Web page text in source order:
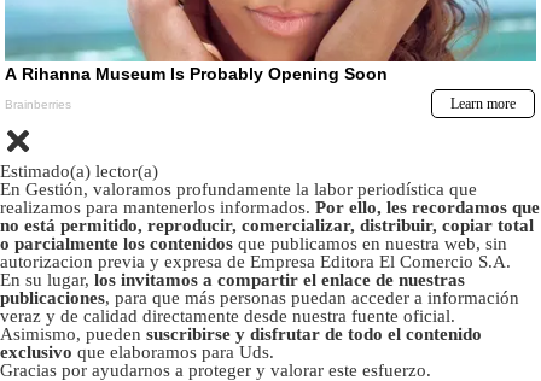
Estimado(a) lector(a)
En Gestión, valoramos profundamente la labor periodística que
realizamos para mantenerlos informados. Por ello, les recordamos que
no está permitido, reproducir, comercializar, distribuir, copiar total
o parcialmente los contenidos que publicamos en nuestra web, sin
autorizacion previa y expresa de Empresa Editora El Comercio S.A.
En su lugar, los invitamos a compartir el enlace de nuestras
publicaciones, para que más personas puedan acceder a información
veraz y de calidad directamente desde nuestra fuente oficial.
Asimismo, pueden suscribirse y disfrutar de todo el contenido
exclusivo que elaboramos para Uds.
Gracias por ayudarnos a proteger y valorar este esfuerzo.